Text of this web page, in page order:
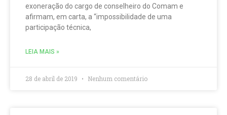
exoneração do cargo de conselheiro do Comam e
afirmam, em carta, a “impossibilidade de uma
participação técnica,
LEIA MAIS »
28 de abril de 2019 Nenhum comentário